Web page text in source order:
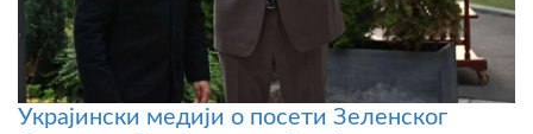
Украјински медији о посети Зеленског